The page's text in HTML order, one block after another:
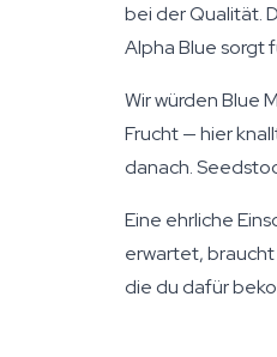
bei der Qualität.
Alpha Blue sorgt
Wir würden Blue
Frucht — hier
danach.
Eine ehrliche
erwartet,
die du dafür